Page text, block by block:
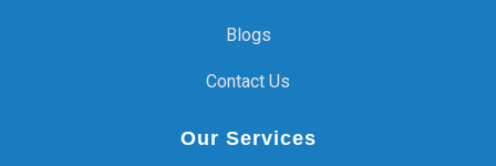
Blogs
Contact Us
Our Services